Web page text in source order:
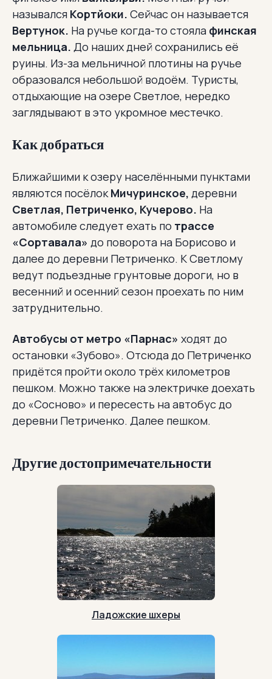
назывался Кортйоки. Сейчас он называется
Вертунок. На ручье когда-то стояла финская
мельница. До наших дней сохранились её
руины. Из-за мельничной плотины на ручье
образовался небольшой водоём. Туристы,
отдыхающие на озере Светлое, нередко
заглядывают в это укромное местечко.
Как добраться
Ближайшими к озеру населёнными пунктами
являются посёлокМичуринское, деревни
Светлая, Петриченко, Кучерово. На
автомобиле следует ехать по трассе
«Сортавала» до поворота на Борисово и
далее до деревни Петриченко. К Светлому
ведут подъездные грунтовые дороги, но в
весенний и осенний сезон проехать по ним
затруднительно.
Автобусы от метро «Парнас» ходят до
остановки «Зубово». Отсюда до Петриченко
придётся пройти около трёх километров
пешком. Можно также на электричке доехать
до «Сосново» и пересесть на автобус до
деревни Петриченко. Далее пешком.
Другие достопримечательности
Ладожские шхеры